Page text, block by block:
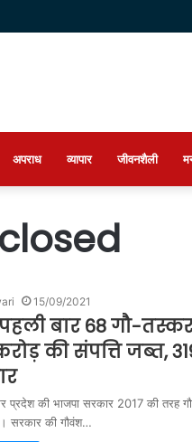
अपराध व्यापार जीवनशैली
15/09/2021
बार 68 गौ-
की संपत्ति जब्त,
की भाजपा सरकार 2017 की तरह
सरकार की गौवंश…